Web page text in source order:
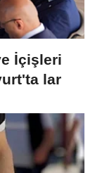
İçişleri
lar